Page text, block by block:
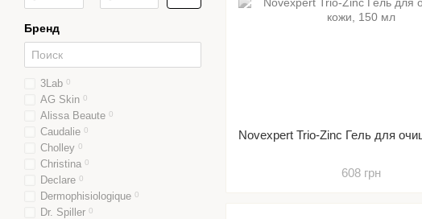
Novexpert Trio-Zinc Гель для
608 грн
Бренд
3Lab 0
AG Skin 0
Alissa Beaute 0
Caudalie 0
Cholley 0
Christina 0
Declare 0
Dermophisiologique 0
Dr. Spiller 0